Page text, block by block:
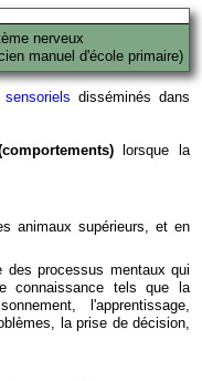
nerveux
manuel d'école primaire)
disséminés dans
lorsque la
animaux supérieurs, et en
des processus mentaux qui
connaissance tels que la
l'apprentissage,
la prise de décision,